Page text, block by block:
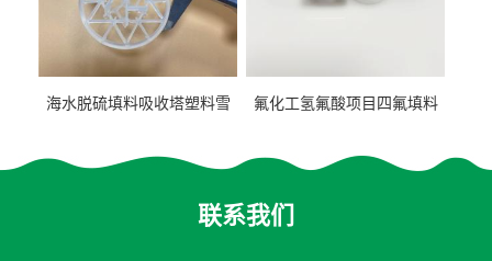
海水脱硫填料吸收塔塑料雪
氟化工氢氟酸项目四氟填料
蚀
联系我们